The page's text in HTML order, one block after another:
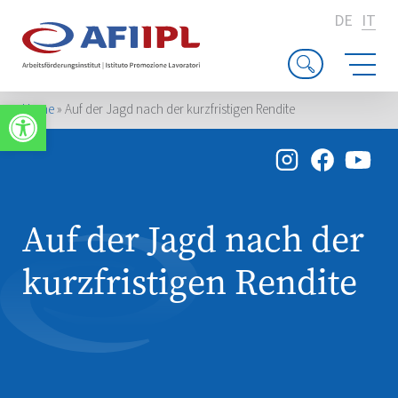
Apri la barra degli strumenti
DE IT
Home»Auf der Jagd nach der kurzfristigen Rendite
Auf der Jagd nach der
kurzfristigen Rendite